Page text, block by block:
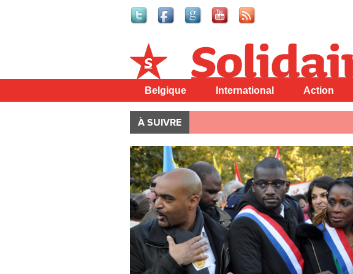
Solidaire
Belgique International Action
À SUIVRE